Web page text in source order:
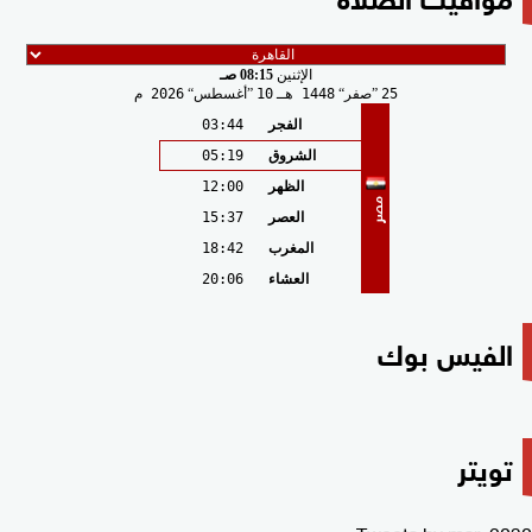
الإثنين 08:15 صـ
25
صفر 1448 هـ 10 أغسطس 2026 م
مصر
الفجر
03:44
الشروق
05:19
الظهر
12:00
العصر
15:37
المغرب
18:42
العشاء
20:06
الفيس بوك
تويتر